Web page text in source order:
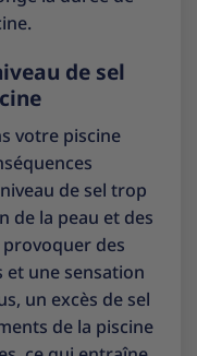
de sel
votre piscine
de sel trop
de la peau et des
des
et une sensation
un excès de sel
de la piscine